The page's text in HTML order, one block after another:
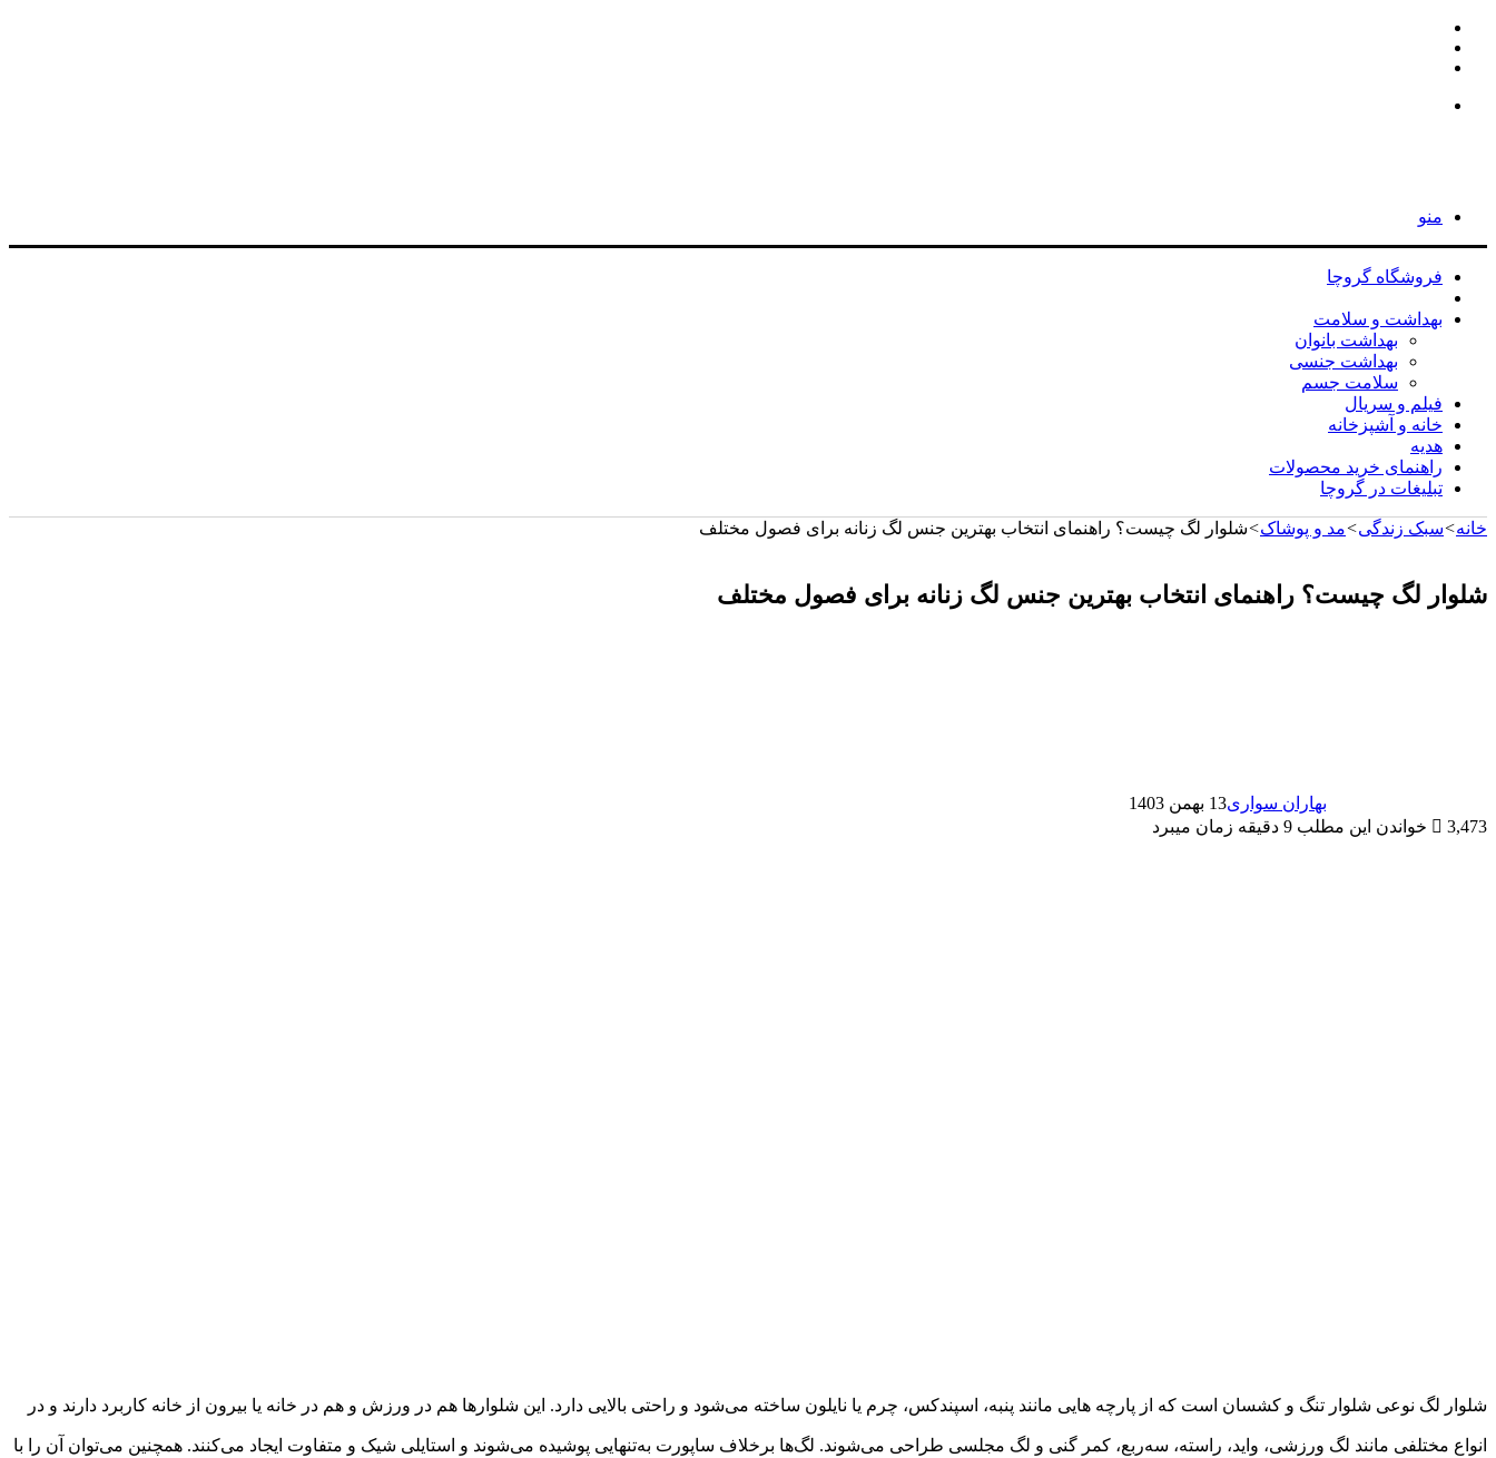
منو
فروشگاه گروچا
بهداشت و سلامت
بهداشت بانوان
بهداشت جنسی
سلامت جسم
فیلم و سریال
خانه و آشپزخانه
هدیه
راهنمای خرید محصولات
تبلیغات در گروچا
خانه>سبک زندگی>مد و پوشاک>شلوار لگ چیست؟ راهنمای انتخاب بهترین جنس لگ زنانه برای فصول مختلف
شلوار لگ چیست؟ راهنمای انتخاب بهترین جنس لگ زنانه برای فصول مختلف
بهاران سواری13 بهمن 1403
3,473
خواندن این مطلب 9 دقیقه زمان میبرد
شلوار لگ نوعی شلوار تنگ و کشسان است که از پارچه‌ هایی مانند پنبه، اسپندکس، چرم یا نایلون ساخته می‌شود و راحتی بالایی دارد. این شلوارها هم در ورزش و هم در خانه یا بیرون از خانه کاربرد دارند و در
انواع مختلفی مانند لگ ورزشی، واید، راسته، سه‌ربع، کمر گنی و لگ مجلسی طراحی می‌شوند. لگ‌ها برخلاف ساپورت به‌تنهایی پوشیده می‌شوند و استایلی شیک و متفاوت ایجاد می‌کنند. همچنین می‌توان آن را با